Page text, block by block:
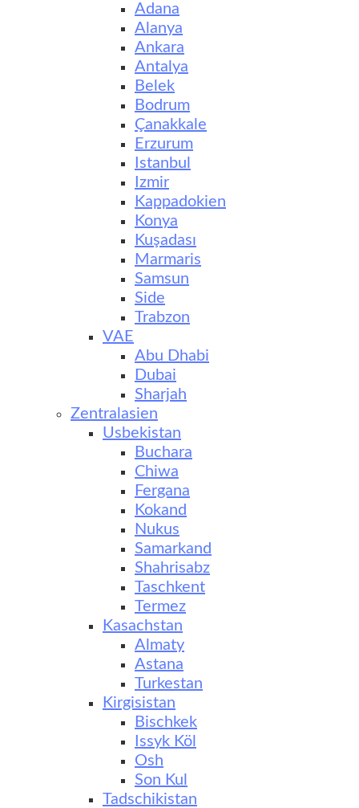
Adana
Alanya
Ankara
Antalya
Belek
Bodrum
Çanakkale
Erzurum
Istanbul
Izmir
Kappadokien
Konya
Kuşadası
Marmaris
Samsun
Side
Trabzon
VAE
Abu Dhabi
Dubai
Sharjah
Zentralasien
Usbekistan
Buchara
Chiwa
Fergana
Kokand
Nukus
Samarkand
Shahrisabz
Taschkent
Termez
Kasachstan
Almaty
Astana
Turkestan
Kirgisistan
Bischkek
Issyk Köl
Osh
Son Kul
Tadschikistan